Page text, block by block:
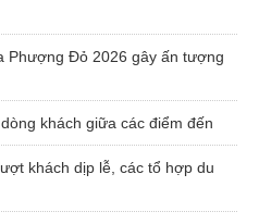
Phượng Đỏ 2026 gây ấn tượng
khách giữa các điểm đến
khách dịp lễ, các tổ hợp du